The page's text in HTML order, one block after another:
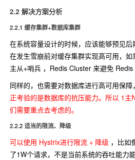
2.2 解决方案分析
2.2.1 缓存集群+数据库集群
在系统容量设计的时候，应该能够预见
在发生雪崩前对缓存集群实现高可用，
主从+哨兵 ，Redis Cluster 来避免 Redis
同样的，也需要对数据库进行高可用保障，
正考验的是数据库的抗压能力。所以 1
们需要重点去考虑的。
2.2.2 适当的限流、降级
可以使用 Hystrix进行限流 + 降级 ，比如
了1W个请求，不是当前系统的吞吐能力